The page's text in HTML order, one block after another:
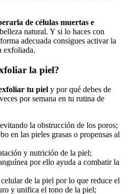
de células muertas e
natural. Y si lo haces con
adecuada consigues activar la
exfoliada.
la piel?
tu piel y por qué debes de
por semana en tu rutina de
la obstrucción de los poros;
en las pieles grasas o propensas al
y nutrición de la piel;
por ello ayuda a combatir la
de la piel por lo que reduce el
y unifica el tono de la piel;